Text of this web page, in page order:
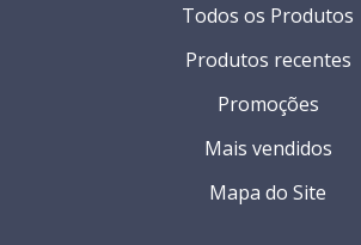
Todos os Produtos
Produtos recentes
Promoções
Mais vendidos
Mapa do Site